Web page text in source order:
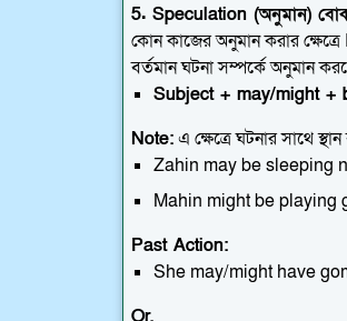
5. Speculation (অনুমান)
কোন কাজের অনুমান করার
বর্তমান ঘটনা সম্পর্কে অনুমান
Subject + may/might +
Note:এ ক্ষেত্রে ঘটনার সাথে
Zahin may be sleeping
Mahin might be playing
Past Action:
She may/might have